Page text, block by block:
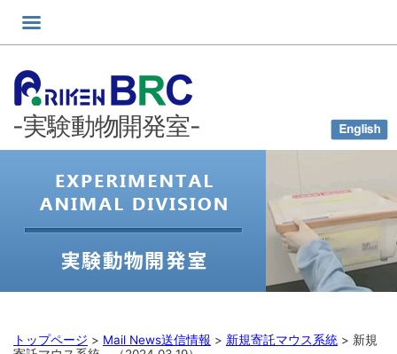
へ
ッ
プ
-実験動物開発室-
トップページ > Mail News送信情報 > 新規寄託マウス系統 > 新規